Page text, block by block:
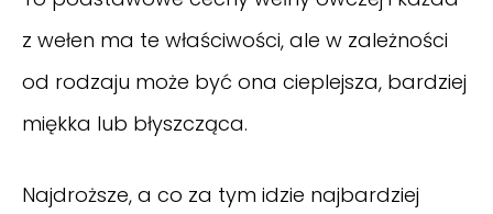
z wełen ma te właściwości, ale w zależności
od rodzaju może być ona cieplejsza, bardziej
miękka lub błyszcząca.
Najdroższe, a co za tym idzie najbardziej